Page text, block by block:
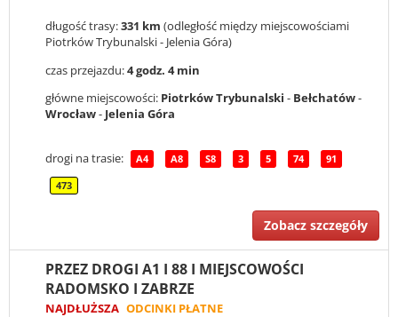
długość trasy:331 km (odległość między miejscowościami
Piotrków Trybunalski - Jelenia Góra)
czas przejazdu:4 godz. 4 min
główne miejscowości: Piotrków Trybunalski - Bełchatów-
Wrocław- Jelenia Góra
drogi na trasie: A4 A8 S8 3 5 74 91
473
Zobacz szczegóły
PRZEZ DROGI A1 I 88 I MIEJSCOWOŚCI
RADOMSKO I ZABRZE
NAJDŁUŻSZA ODCINKI PŁATNE